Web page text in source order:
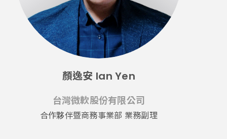
顏逸安 Ian Yen
台灣微軟股份有限公司
合作夥伴暨商務事業部 業務副理